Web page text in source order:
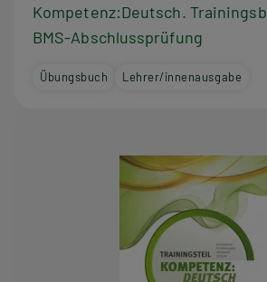
Kompetenz:Deutsch.
BMS-Abschlussprüfung
Übungsbuch Lehrer/innenausgabe